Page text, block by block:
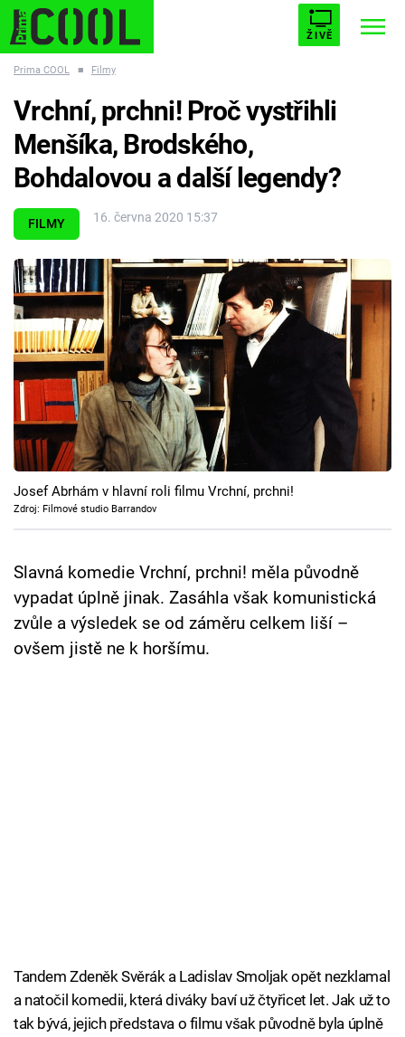
ŽIVĚ
ESCAPE PLNEJ KOTEL AVENGERS 5
Témata
Filmy
Seriály
Hry
Cool Esport
Pořady
TV Program
Přihlášení
Prima COOL ■ Filmy
FILMY 16. června 2020 15:37
Vrchní, prchni! Proč vystřihli
Menšíka, Brodského,
Bohdalovou a další legendy?
Josef Abrhám v hlavní roli filmu Vrchní, prchni!
Zdroj: Filmové studio Barrandov
Slavná komedie Vrchní, prchni! měla původně
vypadat úplně jinak. Zasáhla však komunistická
zvůle a výsledek se od záměru celkem liší –
ovšem jistě ne k horšímu.
Tandem Zdeněk Svěrák a Ladislav Smoljak opět nezklamal
a natočil komedii, která diváky baví už čtyřicet let. Jak už to
tak bývá, jejich představa o filmu však původně byla úplně